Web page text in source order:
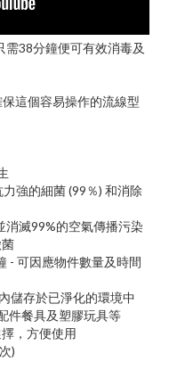
38分鐘便可有效消毒及
這個容易操作的流線型
強的細菌 (99％) 和消除
消滅99%的空氣傳播污染
- 可因應物件數量及時間
儲存於已淨化的環境中
件餐具及塑膠玩具等
，方便使用
)